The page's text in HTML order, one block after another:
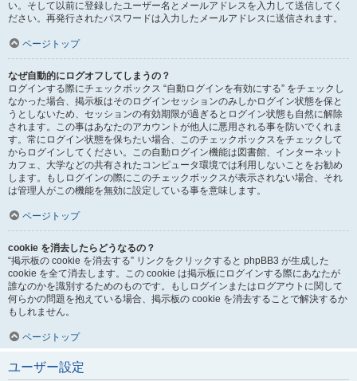
い。そして以前に登録したユーザー名とメールアドレスを入力して送信してく
ださい。再発行されたパスワードは入力したメールアドレスに送信されます。
ページトップ
なぜ自動的にログオフしてしまうの？
ログインする際にチェックボックス “自動ログインを有効にする” をチェックし
なかった場合、掲示板はそのログインセッションのみしかログイン状態を保と
うとしないため、セッションの有効期限が過ぎるとログイン状態も自然に解除
されます。この事はあなたのアカウントが他人に悪用される事を防いでくれま
す。常にログイン状態を保ちたい場合、このチェックボックスをチェックして
からログインしてください。この自動ログイン機能は図書館、インターネット
カフェ、大学などの共有されたコンピュータ環境では利用しないことをお勧め
します。もしログインの際にこのチェックボックスが表示されない場合、それ
は管理人がこの機能を無効に設定している事を意味します。
ページトップ
cookie を消去したらどうなるの？
“掲示板の cookie を消去する” リンクをクリックすると phpBB3 が生成した
cookie を全て消去します。この cookie は掲示板にログインする際にあなたが
誰なのかを識別するためのものです。もしログインまたはログアウトに関して
何らかの問題を抱えている場合、掲示板の cookie を消去することで解決するか
もしれません。
ページトップ
ユーザー設定